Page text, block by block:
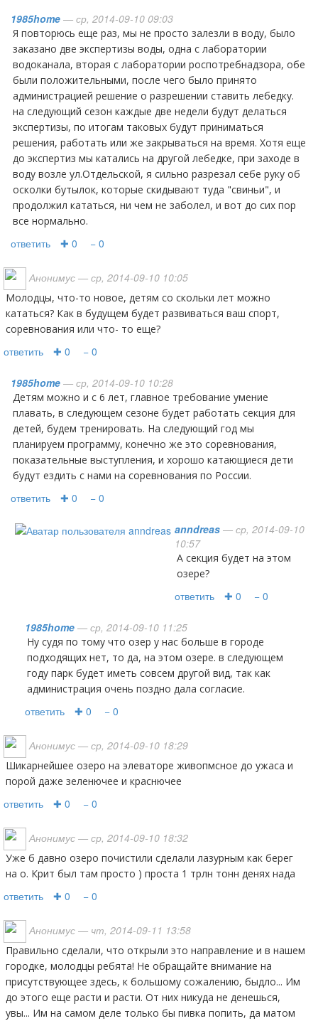
1985home — ср, 2014-09-10 09:03
Я повторюсь еще раз, мы не просто залезли в воду, было
заказано две экспертизы воды, одна с лаборатории
водоканала, вторая с лаборатории роспотребнадзора, обе
были положительными, после чего было принято
администрацией решение о разрешении ставить лебедку.
на следующий сезон каждые две недели будут делаться
экспертизы, по итогам таковых будут приниматься
решения, работать или же закрываться на время. Хотя еще
до экспертиз мы катались на другой лебедке, при заходе в
воду возле ул.Отдельской, я сильно разрезал себе руку об
осколки бутылок, которые скидывают туда "свиньи", и
продолжил кататься, ни чем не заболел, и вот до сих пор
все нормально.
ответить ✚ 0 − 0
Анонимус — ср, 2014-09-10 10:05
Молодцы, что-то новое, детям со скольки лет можно
кататься? Как в будущем будет развиваться ваш спорт,
соревнования или что- то еще?
ответить ✚ 0 − 0
1985home — ср, 2014-09-10 10:28
Детям можно и с 6 лет, главное требование умение
плавать, в следующем сезоне будет работать секция для
детей, будем тренировать. На следующий год мы
планируем программу, конечно же это соревнования,
показательные выступления, и хорошо катающиеся дети
будут ездить с нами на соревнования по России.
ответить ✚ 0 − 0
anndreas — ср, 2014-09-10
10:57
а секция будет на этом
озере?
ответить ✚ 0 − 0
1985home — ср, 2014-09-10 11:25
Ну судя по тому что озер у нас больше в городе
подходящих нет, то да, на этом озере. в следующем
году парк будет иметь совсем другой вид, так как
администрация очень поздно дала согласие.
ответить ✚ 0 − 0
Анонимус — ср, 2014-09-10 18:29
Шикарнейшее озеро на элеваторе живопмсное до ужаса и
порой даже зеленючее и краснючее
ответить ✚ 0 − 0
Анонимус — ср, 2014-09-10 18:32
Уже б давно озеро почистили сделали лазурным как берег
на о. Крит был там просто ) проста 1 трлн тонн денях нада
ответить ✚ 0 − 0
Анонимус — чт, 2014-09-11 13:58
Правильно сделали, что открыли это направление и в нашем
городке, молодцы ребята! Не обращайте внимание на
присутствующее здесь, к большому сожалению, быдло... Им
до этого еще расти и расти. От них никуда не денешься,
увы... Им на самом деле только бы пивка попить, да матом